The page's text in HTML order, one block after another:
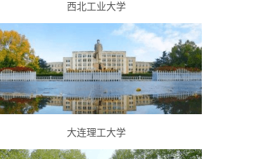
西北工业大学
大连理工大学